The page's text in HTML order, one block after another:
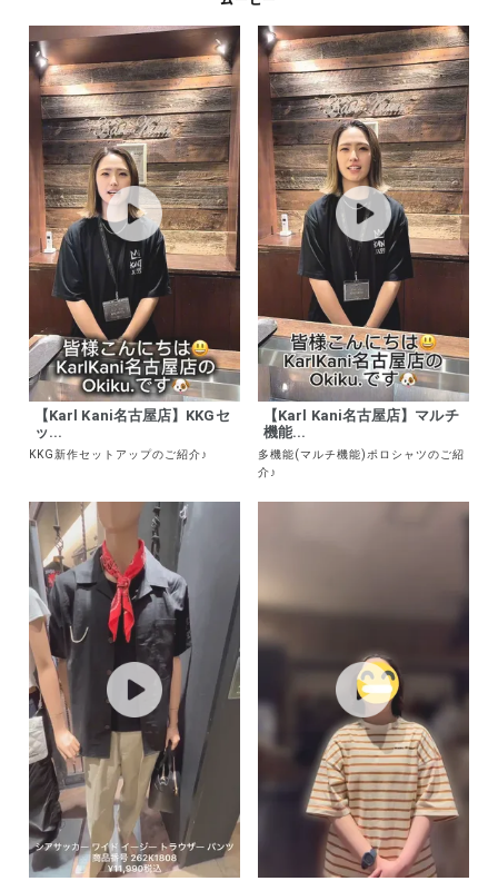
【Karl Kani名古屋店】KKGセ
ッ...
KKG新作セットアップのご紹介♪
【Karl Kani名古屋店】マルチ
機能...
多機能(マルチ機能)ポロシャツのご紹
介♪